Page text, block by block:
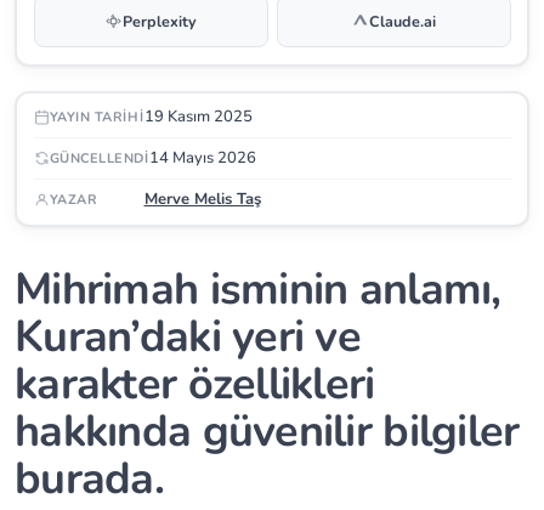
Perplexity Claude.ai
YAYIN TARIHI19 Kasım 2025
GÜNCELLENDI14 Mayıs 2026
YAZAR Merve Melis Taş
Mihrimah isminin anlamı,
Kuran’daki yeri ve
karakter özellikleri
hakkında güvenilir bilgiler
burada.